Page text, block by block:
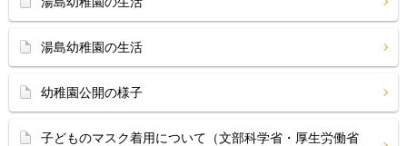
湯島幼稚園の生活
幼稚園公開の様子
子どものマスク着用について（文部科学省・厚生労働省